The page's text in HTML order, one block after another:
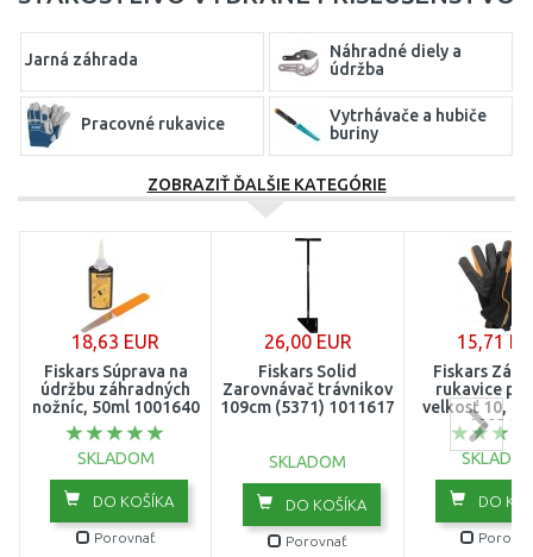
Jarná záhrada
Náhradné diely a
údržba
Pracovné rukavice
Vytrhávače a hubiče
buriny
Vytrhávače buriny Záhradné koše
Záhradné rukavice Zarovnávače trávnika
ZOBRAZIŤ ĎALŠIE KATEGÓRIE
18,63 EUR
Fiskars Súprava na
údržbu záhradných
nožníc, 50ml 1001640
SKLADOM
DO KOŠÍKA
Porovnať
26,00 EUR
Fiskars Solid
Zarovnávač trávnikov
109cm (5371) 1011617
SKLADOM
DO KOŠÍKA
Porovnať
15,71
Fiskars
rukavice
velkosť 10,
1003477
DO